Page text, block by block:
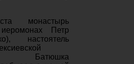
монастырь
Петр
настоятель
Батюшка